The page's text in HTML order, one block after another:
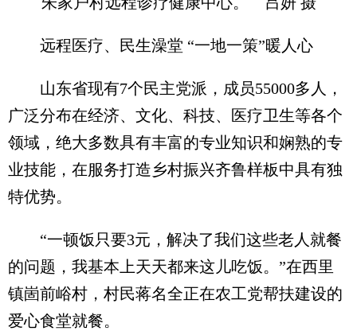
远程医疗、民生澡堂 “一地一策”暖人心
山东省现有7个民主党派，成员55000多人，
广泛分布在经济、文化、科技、医疗卫生等各个
领域，绝大多数具有丰富的专业知识和娴熟的专
业技能，在服务打造乡村振兴齐鲁样板中具有独
特优势。
“一顿饭只要3元，解决了我们这些老人就餐
的问题，我基本上天天都来这儿吃饭。”在西里
镇崮前峪村，村民蒋名全正在农工党帮扶建设的
爱心食堂就餐。